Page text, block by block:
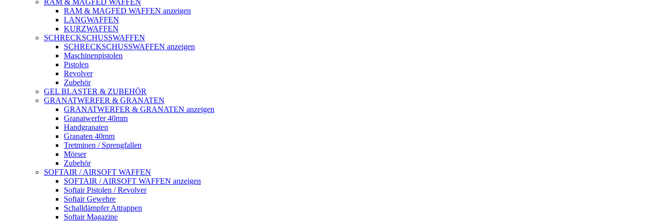
RAM & MAGFED WAFFEN
RAM & MAGFED WAFFEN anzeigen
LANGWAFFEN
KURZWAFFEN
SCHRECKSCHUSSWAFFEN
SCHRECKSCHUSSWAFFEN anzeigen
Maschinenpistolen
Pistolen
Revolver
Zubehör
GEL BLASTER & ZUBEHÖR
GRANATWERFER & GRANATEN
GRANATWERFER & GRANATEN anzeigen
Granatwerfer 40mm
Handgranaten
Granaten 40mm
Tretminen / Sprengfallen
Mörser
Zubehör
SOFTAIR / AIRSOFT WAFFEN
SOFTAIR / AIRSOFT WAFFEN anzeigen
Softair Pistolen / Revolver
Softair Gewehre
Schalldämpfer Attrappen
Softair Magazine